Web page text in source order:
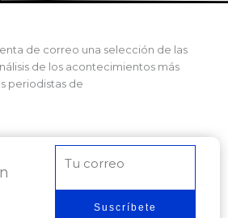
de correo una selección de las
de los acontecimientos más
periodistas de
electrónico
Suscríbete